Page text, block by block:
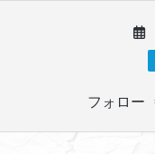
に
フォロー